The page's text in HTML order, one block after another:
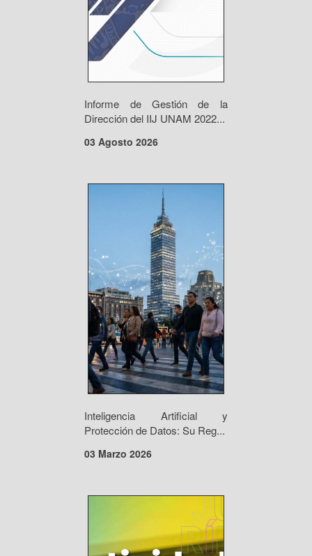
Informe de Gestión de la
Dirección del IIJ UNAM 2022...
03 Agosto 2026
Inteligencia Artificial y
Protección de Datos: Su Reg...
03 Marzo 2026